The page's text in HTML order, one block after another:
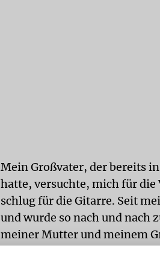
Mein Großvater, der bereits
hatte, versuchte, mich für
schlug für die Gitarre. Seit
und wurde so nach und nach
meiner Mutter und meinem